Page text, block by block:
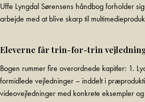
Uffe Lyngdal Sørensens håndbog forholder
arbejde med at blive skarp til
Eleverne får trin-for-trin
Bogen rummer fire overordnede kapitler: 1.
formidlede vejledninger – inddelt i
videovejledninger med konkrete eksempler